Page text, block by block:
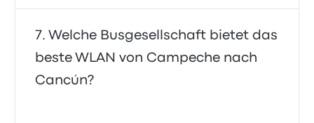
Welche Busgesellschaft bietet das
beste WLAN von Campeche nach
Cancún?